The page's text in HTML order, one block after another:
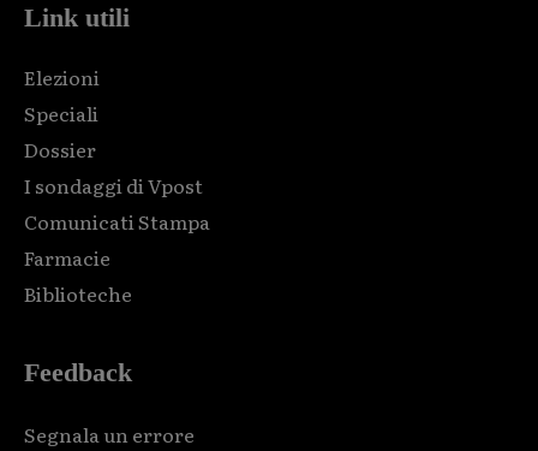
Link utili
Elezioni
Speciali
Dossier
I sondaggi di Vpost
Comunicati Stampa
Farmacie
Biblioteche
Feedback
Segnala un errore